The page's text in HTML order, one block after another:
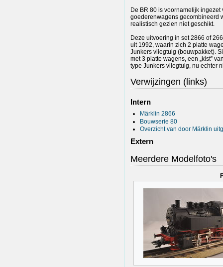
De BR 80 is voornamelijk
goederenwagens gecombineerd
realistisch gezien niet geschikt.
Deze uitvoering in set 2866 of
uit 1992, waarin zich 2 platte
Junkers vliegtuig (bouwpakket).
met 3 platte wagens, een „kist”
type Junkers vliegtuig, nu echter
Verwijzingen (links)
Intern
Märklin 2866
Bouwserie 80
Overzicht van door Märklin
Extern
Meerdere Modelfoto's